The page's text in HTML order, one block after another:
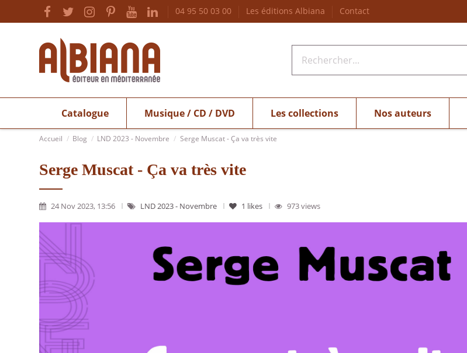
04 95 50 03 00 Les éditions Albiana Contact
Catalogue Musique / CD / DVD Les collections Nos auteurs
Accueil Blog LND 2023 - Novembre Serge Muscat - Ça va très vite
Serge Muscat - Ça va très vite
24 Nov 2023, 13:56 LND 2023 - Novembre 1 likes 973 views